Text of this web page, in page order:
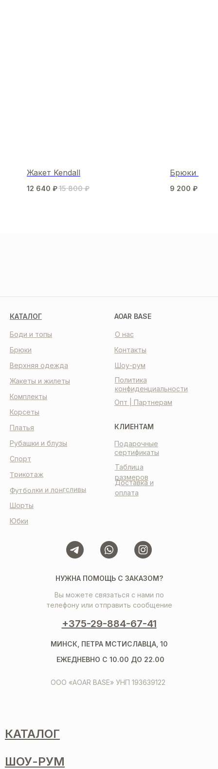
Жакет Kendall
12 640 ₽15 800 ₽
Брюки
9 200 ₽
КАТАЛОГ
КЛИЕНТАМ
Таблица
размеров
Доставка и
оплата
Подарочные
сертификаты
НУЖНА ПОМОЩЬ С ЗАКАЗОМ?
Вы можете связаться с нами по
телефону или отправить сообщение
+375-29-884-67-41
ООО «AOAR BASE» УНП 193639122
МИНСК, ПЕТРА МСТИСЛАВЦА, 10
ЕЖЕДНЕВНО С 10.00 ДО 22.00
AOAR BASE
О нас
Контакты
Шоу-рум
Политика
конфиденциальности
Опт | Партнерам
Корсеты
Платья
Боди и топы
Комплекты
Шорты
Спорт
Рубашки и блузы
Брюки
Жакеты и жилеты
Трикотаж
Футболки и лонгсливы
Верхняя одежда
Юбки
КАТАЛОГ
ШОУ-РУМ